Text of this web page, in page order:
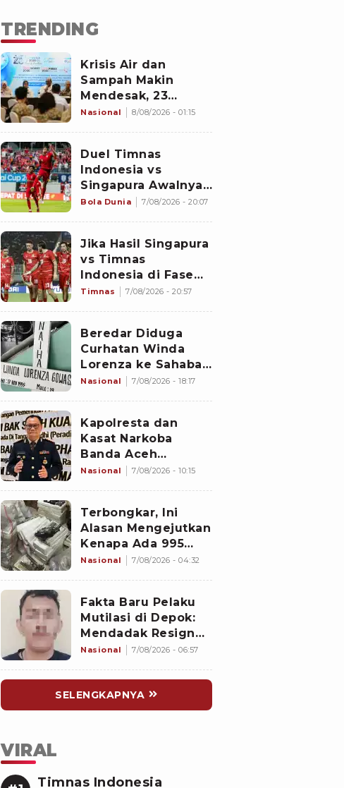
TRENDING
Krisis Air dan
Sampah Makin
Mendesak, 23
Negara Berkumpul
Nasional 8/08/2026 - 01:15
Duel Timnas
Indonesia vs
Singapura Awalnya
Bukan di Stadion
Bola Dunia 7/08/2026 - 20:07
Jika Hasil Singapura
vs Timnas
Indonesia di Fase
Grup Piala AFF 2026
Timnas 7/08/2026 - 20:57
Beredar Diduga
Curhatan Winda
Lorenza ke Sahabat,
Temukan Fakta
Tewas
Nasional 7/08/2026 - 18:17
Kapolresta dan
Kasat Narkoba
Banda Aceh
Diperiksa
Nasional 7/08/2026 - 10:15
Terbongkar, Ini
Alasan Mengejutkan
Kenapa Ada 995
Senjata di Dalam
Nasional 7/08/2026 - 04:32
Fakta Baru Pelaku
Mutilasi di Depok:
Mendadak Resign
Kerja Goreng Piscok
di Mal
Nasional 7/08/2026 - 06:57
SELENGKAPNYA
VIRAL
Timnas Indonesia